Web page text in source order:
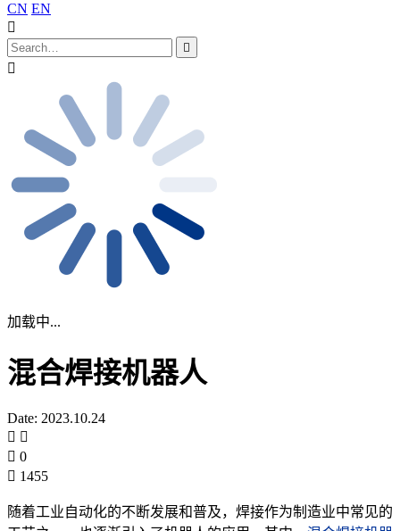
CN EN
加载中...
混合焊接机器人
Date: 2023.10.24
0
1455
随着工业自动化的不断发展和普及，焊接作为制造业中常见的